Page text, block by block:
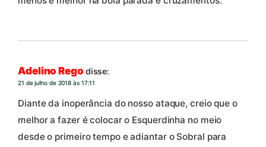
Adelino Rego disse:
21 de julho de 2018 às 17:11
Diante da inoperância do nosso ataque, creio que o
melhor a fazer é colocar o Esquerdinha no meio
desde o primeiro tempo e adiantar o Sobral para